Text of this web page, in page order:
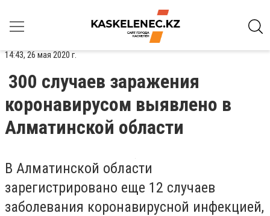
14:43, 26 мая 2020 г.
300 случаев заражения
коронавирусом выявлено в
Алматинской области
В Алматинской области
зарегистрировано еще 12 случаев
заболевания коронавирусной инфекцией,